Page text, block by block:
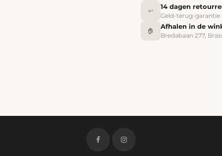
↩️
14 dagen
Geld-terug-garantie
🏠
Afhalen in de
Bredabaan 277,